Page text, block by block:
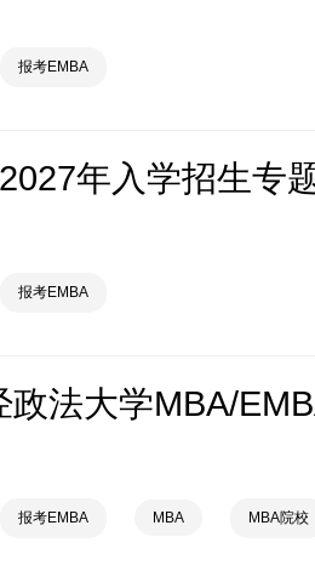
报考EMBA
报考EMBA
报考EMBA MBA MBA院校